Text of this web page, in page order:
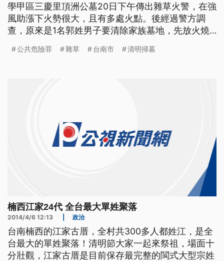
學甲區三慶里頂洲公墓20日下午傳出雜草火警，在強
風助漲下火勢很大，且有多處火點。後經過警方調
查，原來是1名郭姓男子要清除家族墓地，先放火燒
也被員警當場逮捕，依涉犯公共危險罪嫌送辦。
公共危險罪 雜草 台南市 清明掃墓
楠西江家24代 全台最大單姓聚落
2014/4/6 12:13 政治
台南楠西的江家古厝，全村共300多人都姓江，是全
台最大的單姓聚落！清明節大家一起來祭祖，場面十
分壯觀，江家古厝是目前保存最完整的閩式大型宗姓